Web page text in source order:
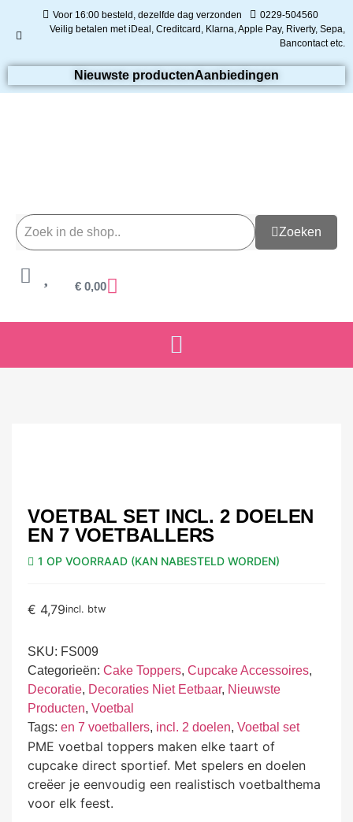
Voor 16:00 besteld, dezelfde dag verzonden
0229-504560
Veilig betalen met iDeal, Creditcard, Klarna, Apple Pay, Riverty, Sepa,
Bancontact etc.
Nieuwste productenAanbiedingen
Zoeken
€ 0,00
VOETBAL SET INCL. 2 DOELEN
EN 7 VOETBALLERS
1 OP VOORRAAD (KAN NABESTELD WORDEN)
€ 4,79incl. btw
SKU: FS009
Categorieën: Cake Toppers, Cupcake Accessoires,
Decoratie, Decoraties Niet Eetbaar, Nieuwste
Producten, Voetbal
Tags: en 7 voetballers, incl. 2 doelen, Voetbal set
PME voetbal toppers maken elke taart of
cupcake direct sportief. Met spelers en doelen
creëer je eenvoudig een realistisch voetbalthema
voor elk feest.